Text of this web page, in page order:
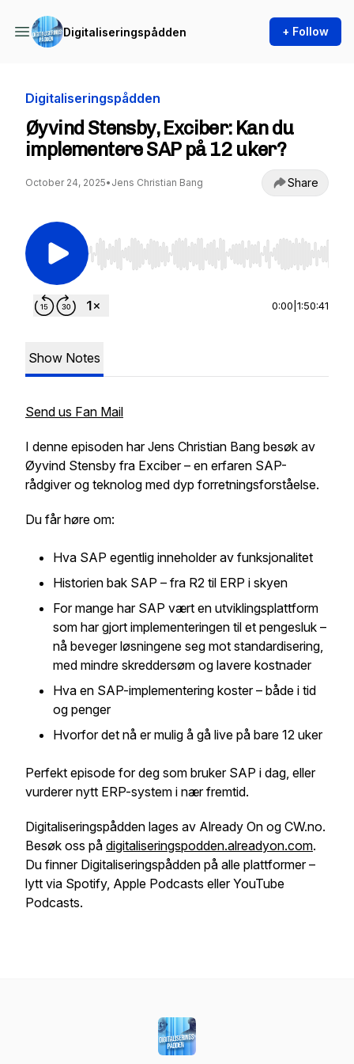
Digitaliseringspådden + Follow
Digitaliseringspådden
Øyvind Stensby, Exciber: Kan du
implementere SAP på 12 uker?
October 24, 2025• Jens Christian Bang Share
Use Left/Right to seek, Home/End to jump to
0:00 1:50:41
Show Notes
Send us Fan Mail
I denne episoden har Jens Christian Bang besøk av
Øyvind Stensby fra Exciber – en erfaren SAP-
rådgiver og teknolog med dyp forretningsforståelse.
Du får høre om:
Hva SAP egentlig inneholder av funksjonalitet
Historien bak SAP – fra R2 til ERP i skyen
For mange har SAP vært en utviklingsplattform
som har gjort implementeringen til et pengesluk –
nå beveger løsningene seg mot standardisering,
med mindre skreddersøm og lavere kostnader
Hva en SAP-implementering koster – både i tid
og penger
Hvorfor det nå er mulig å gå live på bare 12 uker
Perfekt episode for deg som bruker SAP i dag, eller
vurderer nytt ERP-system i nær fremtid.
Digitaliseringspådden lages av Already On og CW.no.
Besøk oss på digitaliseringspodden.alreadyon.com.
Du finner Digitaliseringspådden på alle plattformer –
lytt via Spotify, Apple Podcasts eller YouTube
Podcasts.